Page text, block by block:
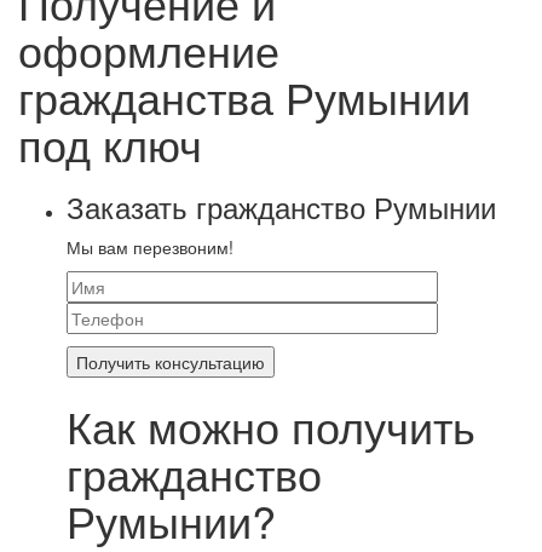
оформление
гражданства Румынии
под ключ
Заказать гражданство Румынии
Мы вам перезвоним!
Как можно получить
гражданство
Румынии?